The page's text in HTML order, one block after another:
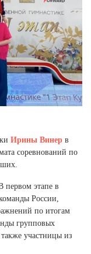
Ирины Винер в
соревнований по
первом этапе в
России,
по итогам
групповых
участницы из